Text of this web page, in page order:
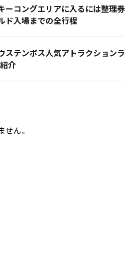
ーコングエリアに入るには整理券
ド入場までの全行程
ステンボス人気アトラクションラ
介
ん。